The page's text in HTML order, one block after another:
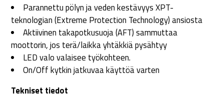
Parannettu pölyn ja veden kestävyys XPT-
teknologian (Extreme Protection Technology) ansiosta
Aktiivinen takapotkusuoja (AFT) sammuttaa
moottorin, jos terä/laikka yhtäkkiä pysähtyy
LED valo valaisee työkohteen.
On/Off kytkin jatkuvaa käyttöä varten
Tekniset tiedot